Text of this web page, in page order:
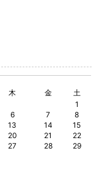
木 金
土
1
6 7
8
13 14
15
20 21
22
27 28
29